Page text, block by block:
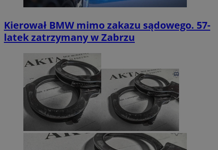
Kierował BMW mimo zakazu sądowego. 57-
latek zatrzymany w Zabrzu